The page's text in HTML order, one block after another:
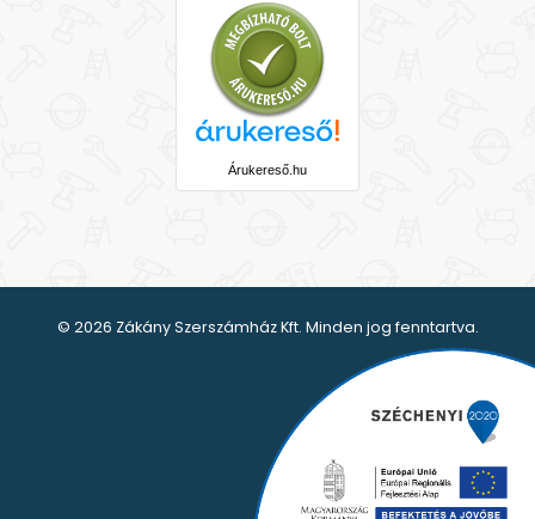
Árukereső.hu
© 2026 Zákány Szerszámház Kft. Minden jog fenntartva.